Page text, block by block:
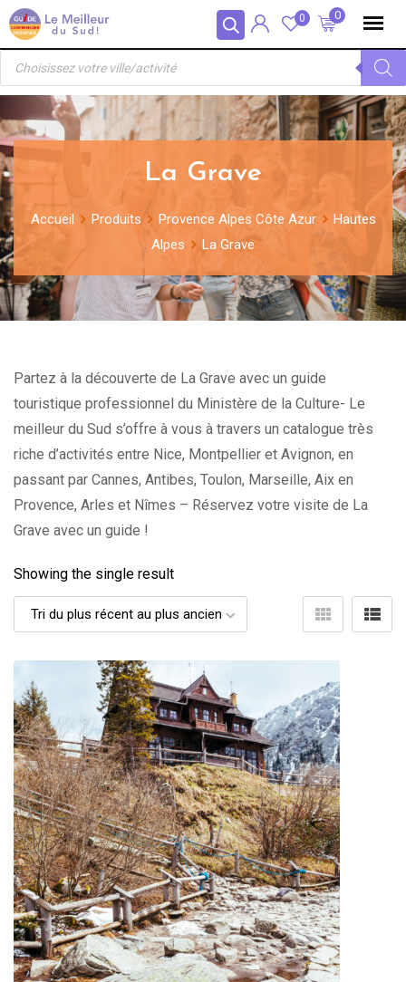
Panneau de gestion des cookies
Skip
to
content
0
0
Recherche
produits
La Grave
Accueil Produits Provence Alpes Côte Azur
Hautes
Alpes
La Grave
Partez à la découverte de La Grave avec un guide
touristique professionnel du Ministère de la Culture- Le
meilleur du Sud s’offre à vous à travers un catalogue très
riche d’activités entre Nice, Montpellier et Avignon, en
passant par Cannes, Antibes, Toulon, Marseille, Aix en
Provence, Arles et Nîmes – Réservez votre visite de La
Grave avec un guide !
Showing the single result